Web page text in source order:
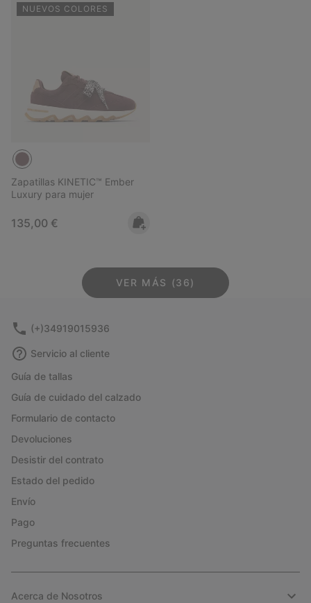
NUEVOS COLORES
Zapatillas KINETIC™ Ember
Luxury para mujer
Regular price:
135,00 €
VER MÁS (36)
(+)34919015936
Servicio al cliente
Guía de tallas
Guía de cuidado del calzado
Formulario de contacto
Devoluciones
Desistir del contrato
Estado del pedido
Envío
Pago
Preguntas frecuentes
Acerca de Nosotros